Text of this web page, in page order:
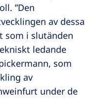
”Den
av dessa
som i slutänden
ledande
som
av
under de